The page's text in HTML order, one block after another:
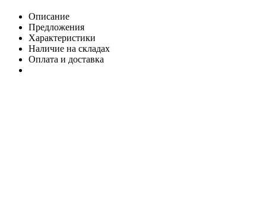
Описание
Предложения
Характеристики
Наличие на складах
Оплата и доставка